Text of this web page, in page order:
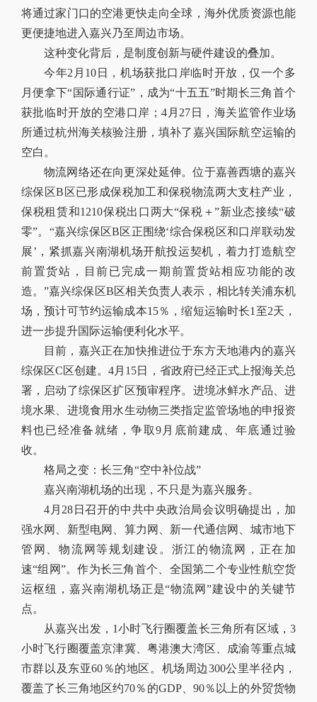
将通过家门口的空港更快走向全球，海外优质资源也能
更便捷地进入嘉兴乃至周边市场。
这种变化背后，是制度创新与硬件建设的叠加。
今年2月10日，机场获批口岸临时开放，仅一个多
月便拿下“国际通行证”，成为“十五五”时期长三角首个
获批临时开放的空港口岸；4月27日，海关监管作业场
所通过杭州海关核验注册，填补了嘉兴国际航空运输的
空白。
物流网络还在向更深处延伸。位于嘉善西塘的嘉兴
综保区B区已形成保税加工和保税物流两大支柱产业，
保税租赁和1210保税出口两大“保税＋”新业态接续“破
零”。“嘉兴综保区B区正围绕‘综合保税区和口岸联动发
展’，紧抓嘉兴南湖机场开航投运契机，着力打造航空
前置货站，目前已完成一期前置货站相应功能的改
造。”嘉兴综保区B区相关负责人表示，相比转关浦东机
场，预计可节约运输成本15％，缩短运输时长1至2天，
进一步提升国际运输便利化水平。
目前，嘉兴正在加快推进位于东方天地港内的嘉兴
综保区C区创建。4月15日，省政府已经正式上报海关总
署，启动了综保区扩区预审程序。进境冰鲜水产品、进
境水果、进境食用水生动物三类指定监管场地的申报资
料也已经准备就绪，争取9月底前建成、年底通过验
收。
格局之变：长三角“空中补位战”
嘉兴南湖机场的出现，不只是为嘉兴服务。
4月28日召开的中共中央政治局会议明确提出，加
强水网、新型电网、算力网、新一代通信网、城市地下
管网、物流网等规划建设。浙江的物流网，正在加
速“组网”。作为长三角首个、全国第二个专业性航空货
运枢纽，嘉兴南湖机场正是“物流网”建设中的关键节
点。
从嘉兴出发，1小时飞行圈覆盖长三角所有区域，3
小时飞行圈覆盖京津冀、粤港澳大湾区、成渝等重点城
市群以及东亚60％的地区。机场周边300公里半径内，
覆盖了长三角地区约70％的GDP、90％以上的外贸货物